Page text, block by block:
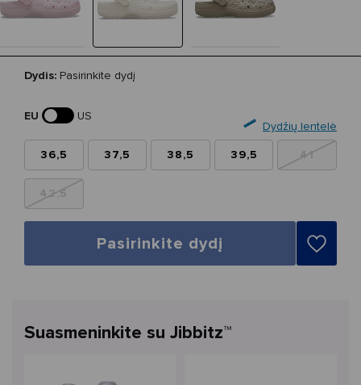
Dydis: Pasirinkite dydį
EU
US
Dydžių lentelė
36,5 37,5 38,5 39,5 41
42,5
Pasirinkite dydį
Suasmeninkite su Jibbitz™